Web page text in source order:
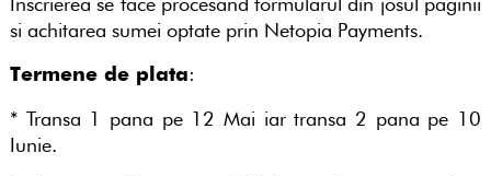
si achitarea sumei optate prin Netopia Payments.
Termene de plata:
* Transa 1 pana pe 12 Mai iar transa 2 pana pe 10
Iunie.